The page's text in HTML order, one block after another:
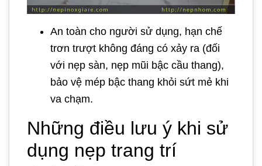
An toàn cho người sử dụng, hạn chế
trơn trượt không đáng có xảy ra (đối
với nẹp sàn, nẹp mũi bậc cầu thang),
bảo vệ mép bậc thang khỏi sứt mẻ khi
va chạm.
Những điều lưu ý khi sử
dụng nẹp trang trí